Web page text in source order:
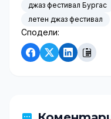
джаз фестивал Бургас
летен джаз фестивал
Сподели: